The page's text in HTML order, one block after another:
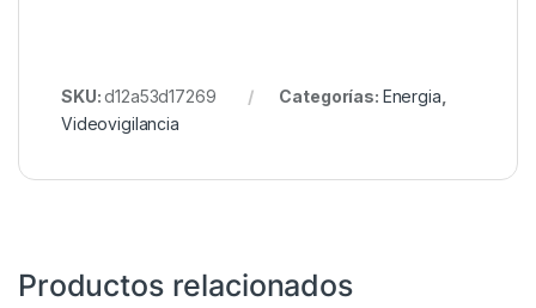
SKU:d12a53d17269 Categorías: Energia
Videovigilancia
Productos relacionados